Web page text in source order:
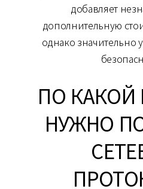
добавляет
дополнительную
однако значительно
ПО КАКОЙ
НУЖНО